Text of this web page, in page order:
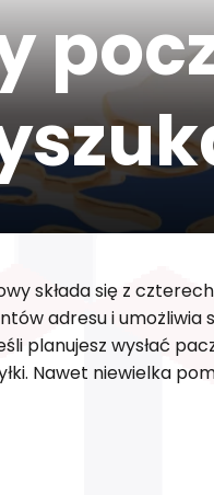
składa się z
adresu i
planujesz wysłać
Nawet niewielka